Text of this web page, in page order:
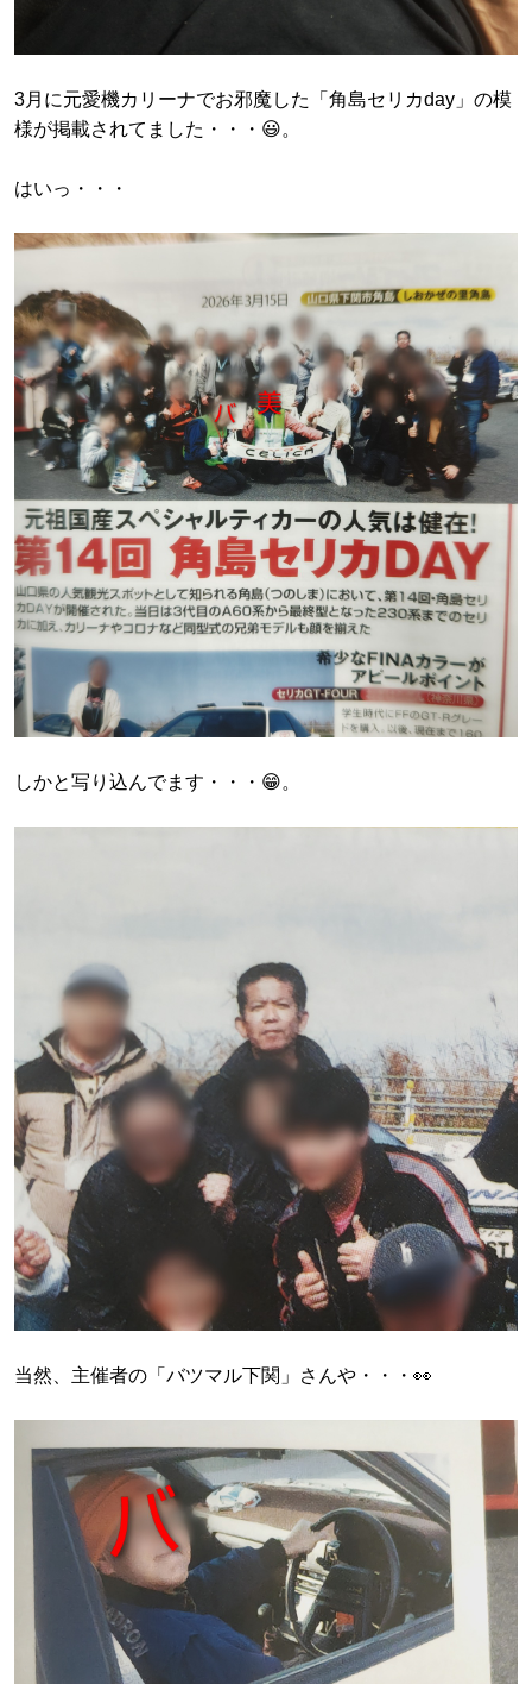
3月に元愛機カリーナでお邪魔した「角島セリカday」の模
様が掲載されてました・・・😃。
はいっ・・・
しかと写り込んでます・・・😁。
当然、主催者の「バツマル下関」さんや・・・👀